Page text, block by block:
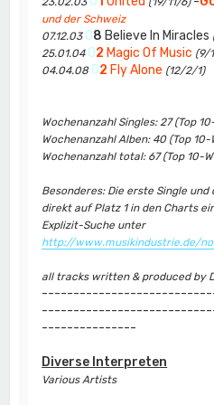
und der Schweiz
07.12.03 08 Believe In Miracles
25.01.04 02 Magic Of Music (9/
04.04.08 02 Fly Alone (12/2/1)
Wochenanzahl Singles: 27 (Top
Wochenanzahl Alben: 40 (Top 10-
Wochenanzahl total: 67 (Top 10-
Besonderes: Die erste Single
direkt auf Platz 1 in den Charts
Explizit-Suche unter
http://www.musikindustrie.de/
all tracks written & produced by
---------------
Diverse Interpreten
Various Artists